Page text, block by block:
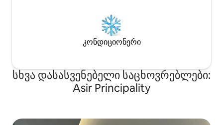
კონდიციონერი
სხვა დასასვენებელი საცხოვრებლები:
Asir Principality